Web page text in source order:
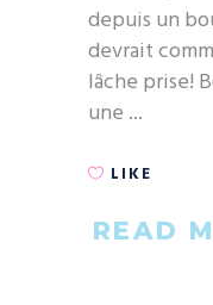
depuis un
devrait
lâche prise!
une
LIKE
READ